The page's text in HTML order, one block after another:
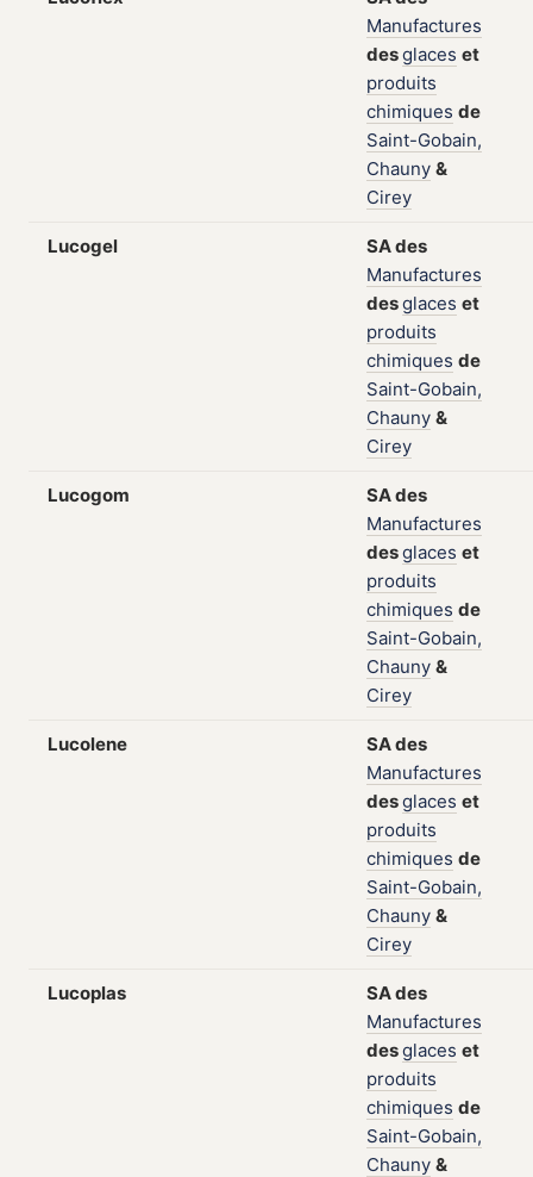
Manufactures
desglaces et
produits
chimiques de
Saint-Gobain,
Chauny &
Cirey
Lucogel SAdes
Manufactures
desglaces et
produits
chimiques de
Saint-Gobain,
Chauny &
Cirey
Lucogom SAdes
Manufactures
desglaces et
produits
chimiques de
Saint-Gobain,
Chauny &
Cirey
Lucolene SAdes
Manufactures
desglaces et
produits
chimiques de
Saint-Gobain,
Chauny &
Cirey
Lucoplas SAdes
Manufactures
desglaces et
produits
chimiques de
Saint-Gobain,
Chauny &